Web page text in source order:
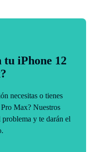
tu iPhone 12
necesitas o tienes
Max? Nuestros
y te darán el